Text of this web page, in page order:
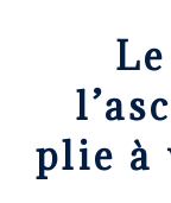
plie à